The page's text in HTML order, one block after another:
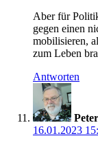
Aber für
gegen einen
mobilisieren,
zum Leben
Antworten
Peter
16.01.2023